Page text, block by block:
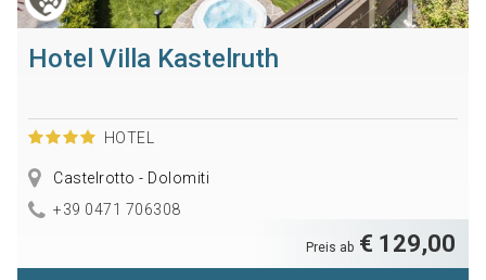
Hotel Villa Kastelruth
HOTEL
Castelrotto - Dolomiti
+39 0471 706308
Preis ab € 129,00